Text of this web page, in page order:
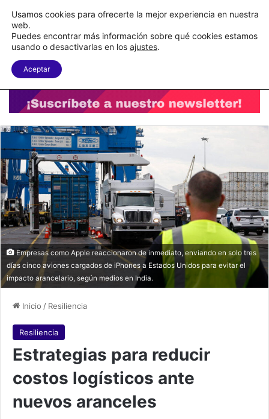
C&A México completa la implementación de su WMS en la nube
Menu
Empresas como Apple reaccionaron de inmediato, enviando en solo tres
días cinco aviones cargados de iPhones a Estados Unidos para evitar el
impacto arancelario, según medios en India.
Inicio / Resiliencia
Resiliencia
Estrategias para reducir
costos logísticos ante
nuevos aranceles
Usamos cookies para ofrecerte la mejor experiencia en nuestra
web.
Puedes encontrar más información sobre qué cookies estamos
usando o desactivarlas en los ajustes.
Aceptar